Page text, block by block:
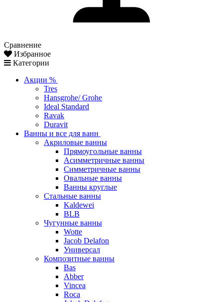
Сравнение
Избранное
Категории
Акции %
Tres
Hansgrohe/ Grohe
Ideal Standard
Ravak
Duravit
Ванны и все для ванн
Акриловые ванны
Прямоугольные ванны
Асимметричные ванны
Симметричные ванны
Овальные ванны
Ванны круглые
Стальные ванны
Kaldewei
BLB
Чугунные ванны
Wotte
Jacob Delafon
Универсал
Композитные ванны
Bas
Abber
Vincea
Roca